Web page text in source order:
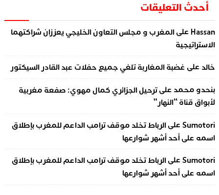
أحدث التعليقات
Hassan علىالمغرب و مجلس التعاون الخليجي يعززان شراكتهما
الاستراتيجية
خالد على غضبة المغاربة تلغي جميع حفلات عبد القادر السيكتور
بنحدو محمد علىترحيل الجزائري كمال مهوي: صفعة مغربية
لأبواق قناة “النهار”
Sumotoriعلىالرباط تخلد موقف ترامب الداعم للمغرب بإطلاق
اسمه على أحد أشهر شوارعها
Sumotoriعلىالرباط تخلد موقف ترامب الداعم للمغرب بإطلاق
اسمه على أحد أشهر شوارعها